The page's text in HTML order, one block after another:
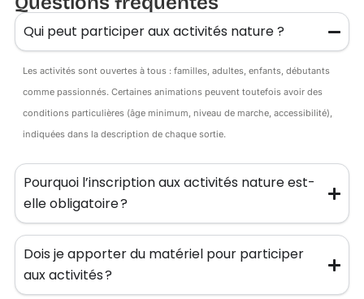
Qui peut participer aux activités nature ?
Les activités sont ouvertes à tous : familles, adultes, enfants, débutants
comme passionnés. Certaines animations peuvent toutefois avoir des
conditions particulières (âge minimum, niveau de marche, accessibilité),
indiquées dans la description de chaque sortie.
Pourquoi l’inscription aux activités nature est-
elle obligatoire ?
Dois je apporter du matériel pour participer
aux activités ?